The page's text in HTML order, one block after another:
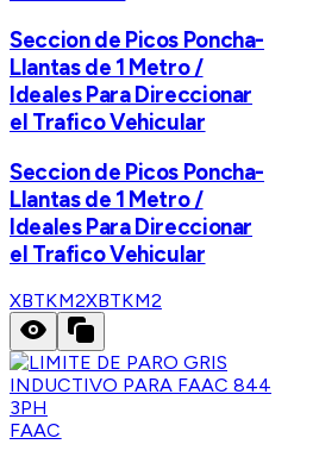
Seccion de Picos Poncha-
Llantas de 1 Metro /
Ideales Para Direccionar
el Trafico Vehicular
Seccion de Picos Poncha-
Llantas de 1 Metro /
Ideales Para Direccionar
el Trafico Vehicular
XBTKM2XBTKM2
FAAC